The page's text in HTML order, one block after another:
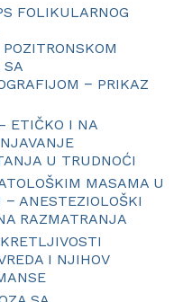
FOLIKULARNOG
SA
− PRIKAZ
ETIČKO I NA
U TRUDNOĆI
MASAMA U
ANESTEZIOLOŠKI
RAZMATRANJA
I NJIHOV